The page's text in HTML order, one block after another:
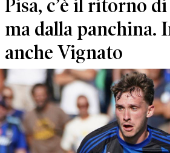
Pisa, c’è il ritorno
ma dalla panchina.
anche Vignato